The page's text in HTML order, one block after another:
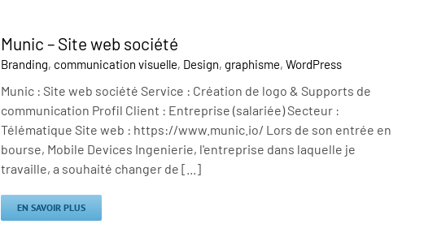
Munic – Site web société
Branding, communication visuelle, Design, graphisme, WordPress
Munic : Site web société Service : Création de logo & Supports de
communication Profil Client : Entreprise (salariée) Secteur :
Télématique Site web : https://www.munic.io/ Lors de son entrée en
bourse, Mobile Devices Ingenierie, l'entreprise dans laquelle je
travaille, a souhaité changer de [...]
EN SAVOIR PLUS